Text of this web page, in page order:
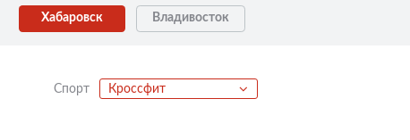
Хабаровск Владивосток
Спорт Кроссфит